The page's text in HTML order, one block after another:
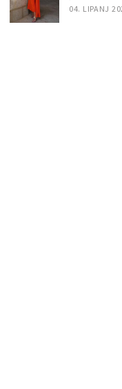
04. LIPANJ